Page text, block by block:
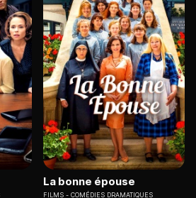
La bonne épouse
FILMS COMÉDIES DRAMATIQUES